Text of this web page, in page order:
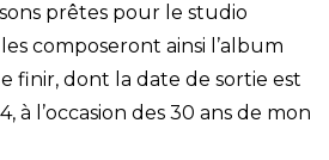
prêtes pour le studio
composeront ainsi l’album
finir, dont la date de sortie est
à l’occasion des 30 ans de mon